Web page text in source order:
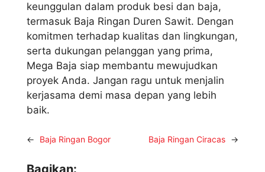
keunggulan dalam produk besi dan baja,
termasuk Baja Ringan Duren Sawit. Dengan
komitmen terhadap kualitas dan lingkungan,
serta dukungan pelanggan yang prima,
Mega Baja siap membantu mewujudkan
proyek Anda. Jangan ragu untuk menjalin
kerjasama demi masa depan yang lebih
baik.
← Baja Ringan Bogor Baja Ringan Ciracas →
Bagikan: